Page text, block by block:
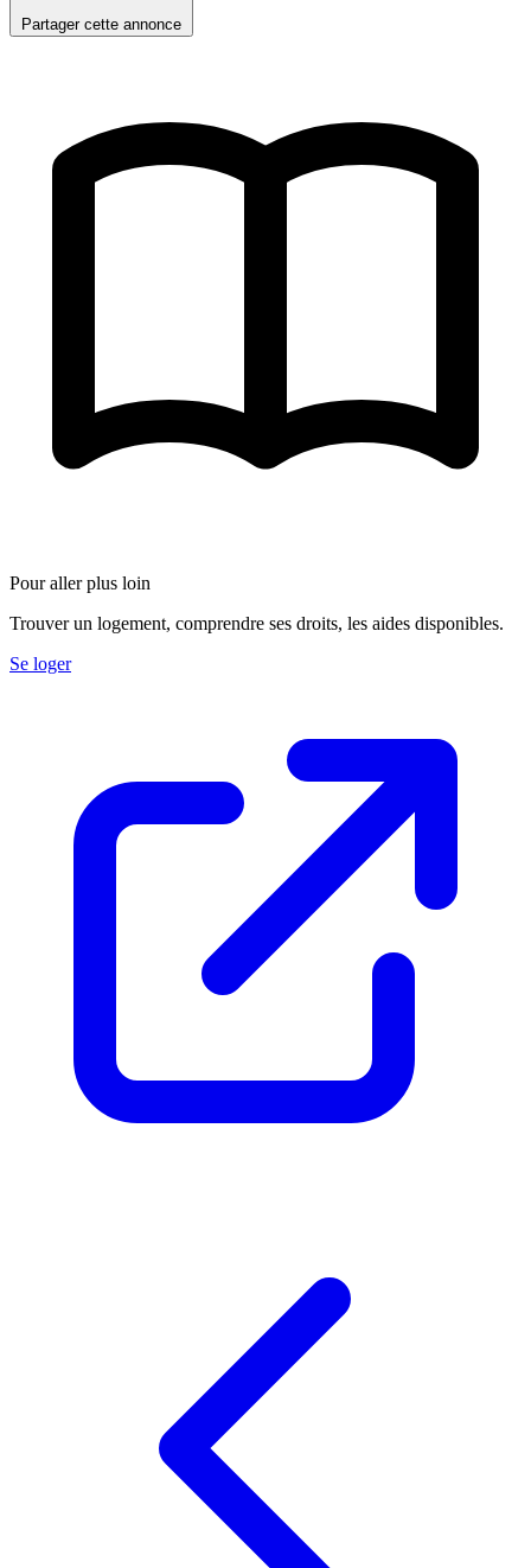
Partager cette annonce
Pour aller plus loin
Trouver un logement, comprendre ses droits, les aides disponibles.
Se loger